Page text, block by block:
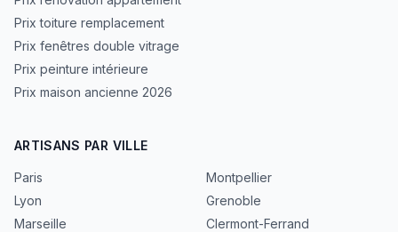
Prix toiture remplacement
Prix fenêtres double vitrage
Prix peinture intérieure
Prix maison ancienne 2026
ARTISANS PAR VILLE
Paris
Lyon
Marseille
Montpellier
Grenoble
Clermont-Ferrand